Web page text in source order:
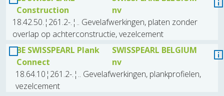
Construction
nv
18.42.50.¦261.2-.¦.. Gevelafwerkingen, platen zonder
overlap op achterconstructie, vezelcement
BE SWISSPEARL Plank
Connect
SWISSPEARL BELGIUM
nv
18.64.10¦261.2-.¦.. Gevelafwerkingen, plankprofielen,
vezelcement